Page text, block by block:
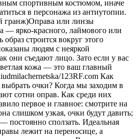
спортивным костюмом, иначе
в персонажа из антиутопии.
гранж)Оправа или линзы
— ярко-красного, лаймового или
строится вокруг этого
людям с неяркой
они съедают лицо. Зато если у вас
кожа — это ваш главный
123RF.com Как
очки? Когда мы заходим в
сотни оправ. Как среди них
первое и главное: смотрите на
слишком узкая, очки будут давить;
постоянно сползать. Идеальная
лежит на переносице, а